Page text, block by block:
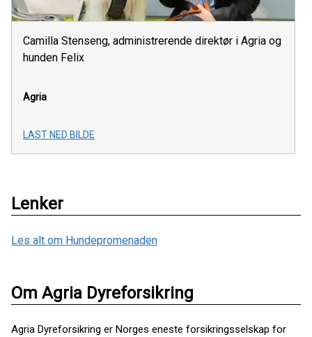
Camilla Stenseng, administrerende direktør i Agria og
hunden Felix
Agria
LAST NED BILDE
Lenker
Les alt om Hundepromenaden
Om Agria Dyreforsikring
Agria Dyreforsikring er Norges eneste forsikringsselskap for